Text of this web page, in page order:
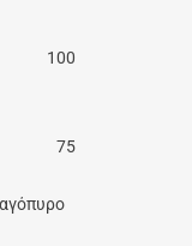
100
φαγόπυρο